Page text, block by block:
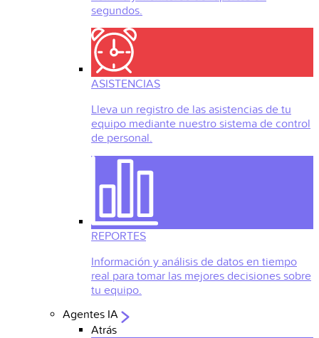
segundos.
ASISTENCIAS
Lleva un registro de las asistencias de tu
equipo mediante nuestro sistema de control
de personal.
REPORTES
Información y análisis de datos en tiempo
real para tomar las mejores decisiones sobre
tu equipo.
Agentes IA
Atrás